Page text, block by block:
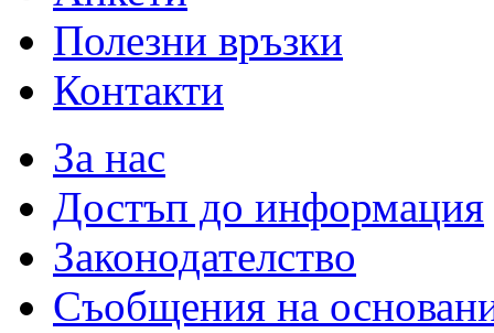
Полезни връзки
Контакти
За нас
Достъп до информация
Законодателство
Съобщения на